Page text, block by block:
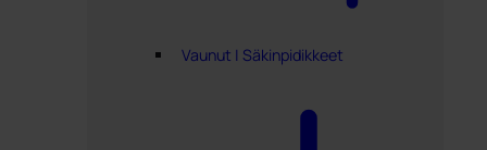
Vaunut | Säkinpidikkeet